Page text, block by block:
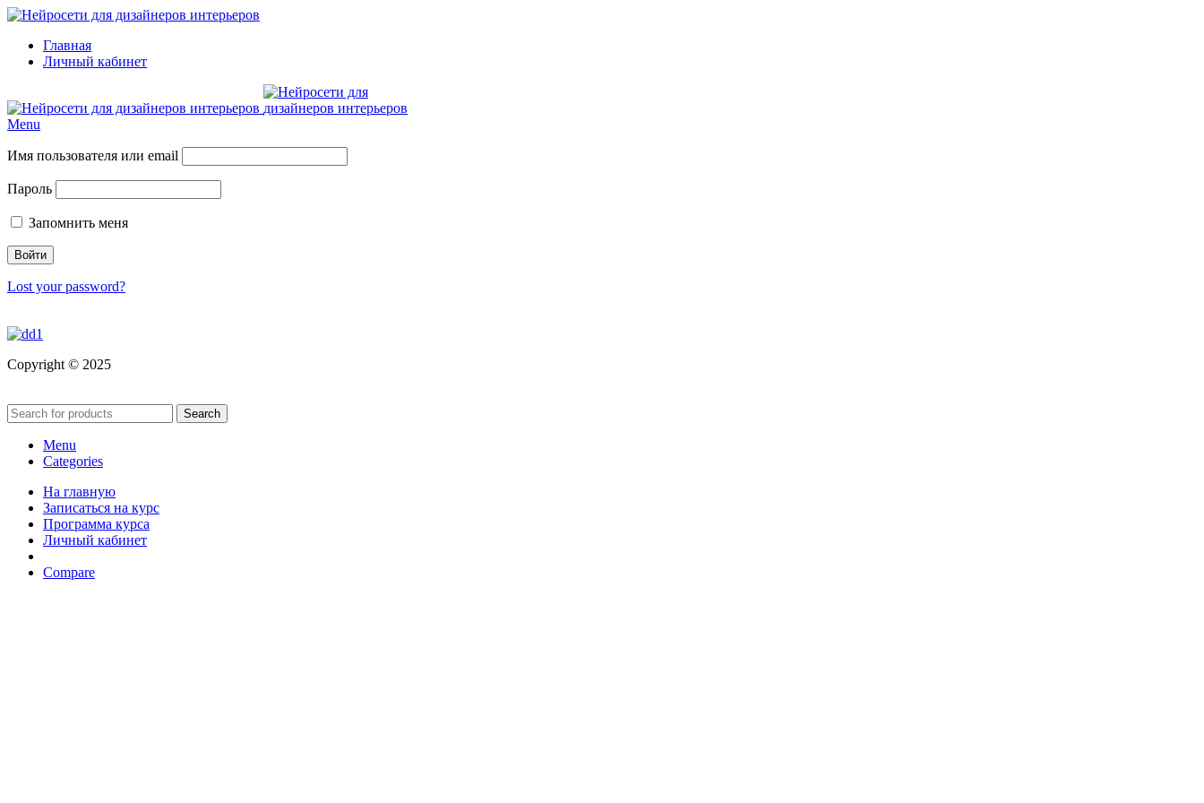
Главная
Личный кабинет
Menu
Имя пользователя или email
Пароль
Запомнить меня
Lost your password?
Copyright © 2025
Search
Menu
Categories
На главную
Записаться на курс
Программа курса
Личный кабинет
Compare